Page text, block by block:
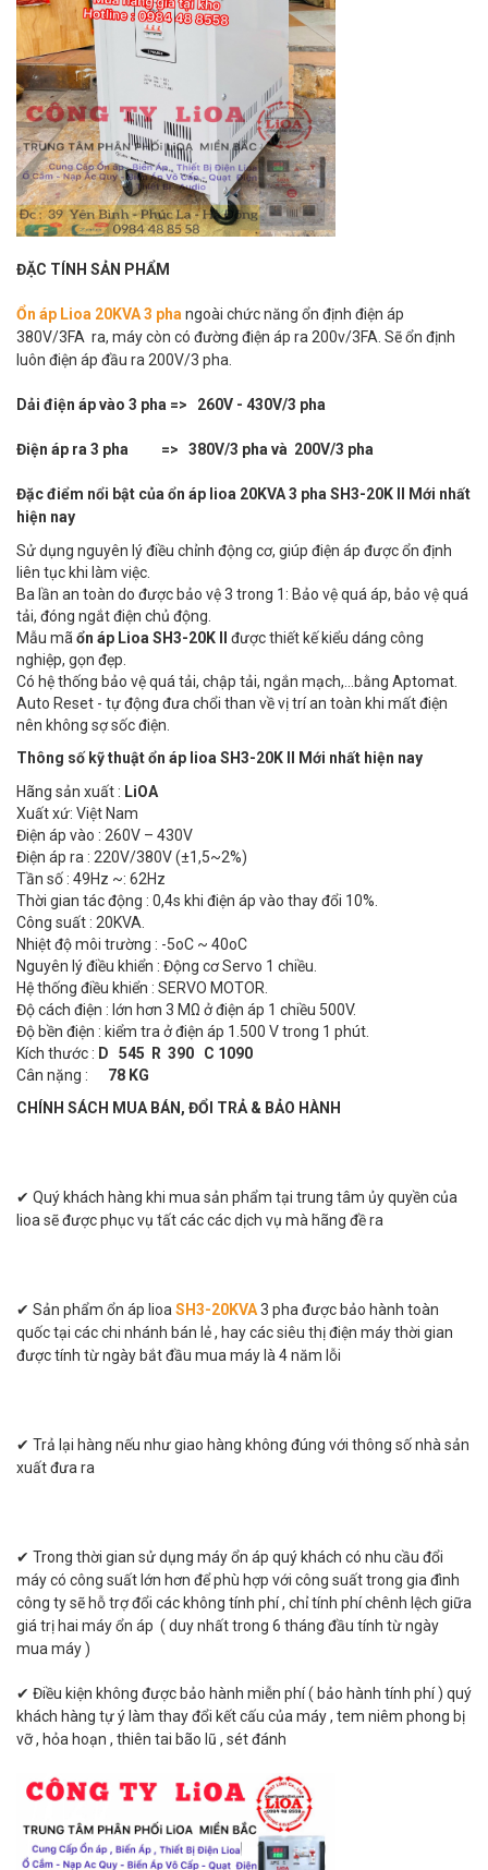
ĐẶC TÍNH SẢN PHẨM
Ổn áp Lioa 20KVA 3 phangoài chức năng ổn định điện áp
380V/3FA ra, máy còn có đường điện áp ra 200v/3FA. Sẽ ổn định
luôn điện áp đầu ra 200V/3 pha.
Dải điện áp vào 3 pha => 260V - 430V/3 pha
Điện áp ra 3 pha => 380V/3 pha và 200V/3 pha
Đặc điểm nổi bật của ổn áp lioa 20KVA 3 pha SH3-20K II Mới nhất
hiện nay
Sử dụng nguyên lý điều chỉnh động cơ, giúp điện áp được ổn định
liên tục khi làm việc.
Ba lần an toàn do được bảo vệ 3 trong 1: Bảo vệ quá áp, bảo vệ quá
tải, đóng ngắt điện chủ động.
Mẫu mãổn áp Lioa SH3-20K II
được thiết kế kiểu dáng công
nghiệp, gọn đẹp.
Có hệ thống bảo vệ quá tải, chập tải, ngắn mạch,…bằng Aptomat.
Auto Reset - tự động đưa chổi than về vị trí an toàn khi mất điện
nên không sợ sốc điện.
Thông số kỹ thuật ổn áp lioa SH3-20K II Mới nhất hiện nay
Hãng sản xuất : LiOA
Xuất xứ: Việt Nam
Điện áp vào : 260V – 430V
Điện áp ra : 220V/380V (±1,5~2%)
Tần số : 49Hz ~: 62Hz
Thời gian tác động : 0,4s khi điện áp vào thay đổi 10%.
Công suất : 20KVA.
Nhiệt độ môi trường : -5oC ~ 40oC
Nguyên lý điều khiển : Động cơ Servo 1 chiều.
Hệ thống điều khiển : SERVO MOTOR.
Độ cách điện : lớn hơn 3 MΩ ở điện áp 1 chiều 500V.
Độ bền điện : kiểm tra ở điện áp 1.500 V trong 1 phút.
Kích thước : D 545 R 390 C 1090
Cân nặng :
78 KG
CHÍNH SÁCH MUA BÁN, ĐỔI TRẢ & BẢO HÀNH
✔ Quý khách hàng khi mua sản phẩm tại trung tâm ủy quyền của
lioa sẽ được phục vụ tất các các dịch vụ mà hãng đề ra
✔ Sản phẩm ổn áp lioaSH3-20KVA3 pha được bảo hành toàn
quốc tại các chi nhánh bán lẻ , hay các siêu thị điện máy thời gian
được tính từ ngày bắt đầu mua máy là 4 năm lỗi
✔ Trả lại hàng nếu như giao hàng không đúng với thông số nhà sản
xuất đưa ra
✔ Trong thời gian sử dụng máy ổn áp quý khách có nhu cầu đổi
máy có công suất lớn hơn để phù hợp với công suất trong gia đình
công ty sẽ hỗ trợ đổi các không tính phí , chỉ tính phí chênh lệch giữa
giá trị hai máy ổn áp ( duy nhất trong 6 tháng đầu tính từ ngày
mua máy )
✔ Điều kiện không được bảo hành miễn phí ( bảo hành tính phí ) quý
khách hàng tự ý làm thay đổi kết cấu của máy , tem niêm phong bị
vỡ , hỏa hoạn , thiên tai bão lũ , sét đánh